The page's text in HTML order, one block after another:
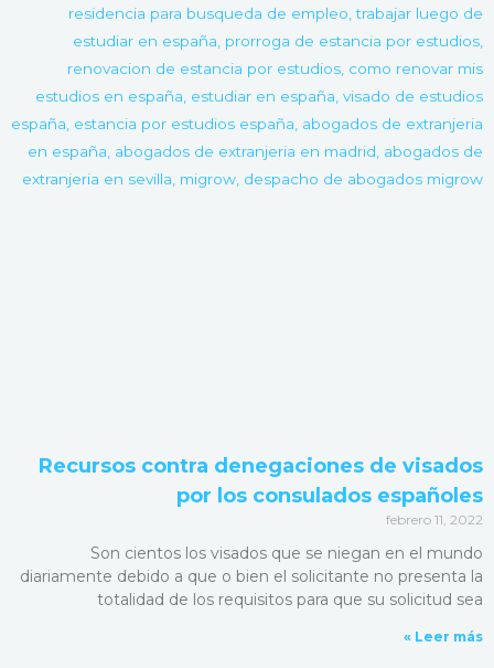
Recursos contra denegaciones de visados
por los consulados españoles
febrero 11, 2022
Son cientos los visados que se niegan en el mundo
diariamente debido a que o bien el solicitante no presenta la
totalidad de los requisitos para que su solicitud sea
Leer más »